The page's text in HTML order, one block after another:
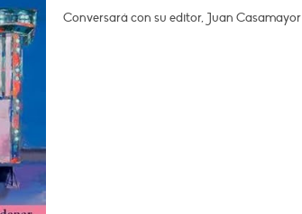
Conversará con su editor, Juan Casamayor